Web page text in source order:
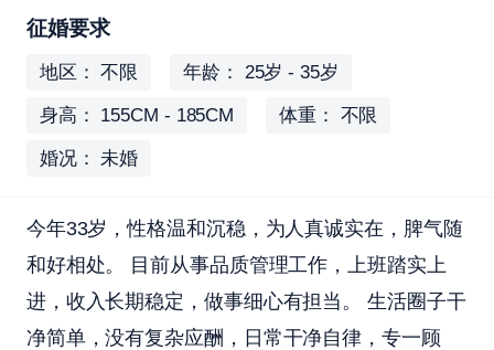
征婚要求
地区： 不限 年龄： 25岁 - 35岁
身高： 155CM - 185CM 体重： 不限
婚况： 未婚
今年33岁，性格温和沉稳，为人真诚实在，脾气随
和好相处。 目前从事品质管理工作，上班踏实上
进，收入长期稳定，做事细心有担当。 生活圈子干
净简单，没有复杂应酬，日常干净自律，专一顾